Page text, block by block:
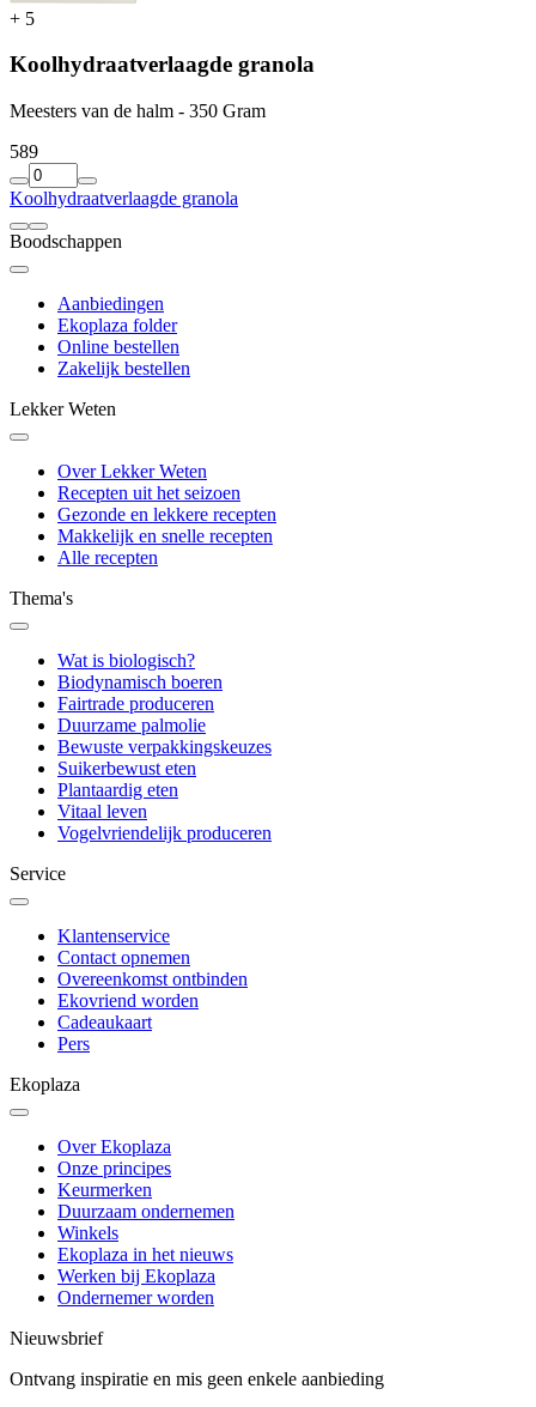
+ 5
Koolhydraatverlaagde granola
Meesters van de halm - 350 Gram
589
Koolhydraatverlaagde granola
Boodschappen
Aanbiedingen
Ekoplaza folder
Online bestellen
Zakelijk bestellen
Lekker Weten
Over Lekker Weten
Recepten uit het seizoen
Gezonde en lekkere recepten
Makkelijk en snelle recepten
Alle recepten
Thema's
Wat is biologisch?
Biodynamisch boeren
Fairtrade produceren
Duurzame palmolie
Bewuste verpakkingskeuzes
Suikerbewust eten
Plantaardig eten
Vitaal leven
Vogelvriendelijk produceren
Service
Klantenservice
Contact opnemen
Overeenkomst ontbinden
Ekovriend worden
Cadeaukaart
Pers
Ekoplaza
Over Ekoplaza
Onze principes
Keurmerken
Duurzaam ondernemen
Winkels
Ekoplaza in het nieuws
Werken bij Ekoplaza
Ondernemer worden
Nieuwsbrief
Ontvang inspiratie en mis geen enkele aanbieding